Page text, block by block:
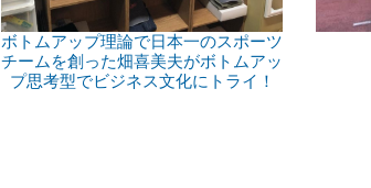
ボトムアップ理論で日本一のスポーツ
チームを創った畑喜美夫がボトムアッ
プ思考型でビジネス文化にトライ！